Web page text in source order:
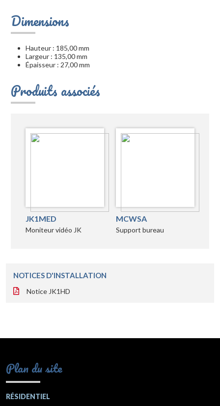
Dimensions
Hauteur : 185,00 mm
Largeur : 135,00 mm
Épaisseur : 27,00 mm
Produits associés
JK1MED
Moniteur vidéo JK
MCWSA
Support bureau
NOTICES D'INSTALLATION
Notice JK1HD
Plan du site
RÉSIDENTIEL